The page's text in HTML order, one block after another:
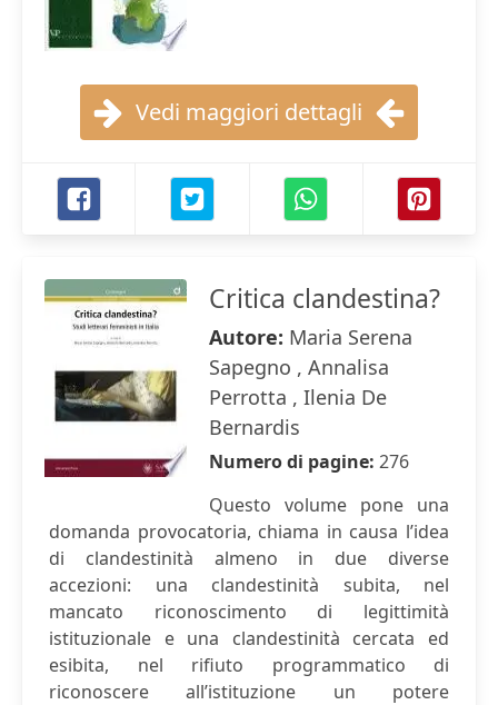
Vedi maggiori dettagli
Critica clandestina?
Autore: Maria Serena
Sapegno , Annalisa
Perrotta , Ilenia De
Bernardis
Numero di pagine: 276
Questo volume pone una
domanda provocatoria, chiama in causa l’idea
di clandestinità almeno in due diverse
accezioni: una clandestinità subita, nel
mancato riconoscimento di legittimità
istituzionale e una clandestinità cercata ed
esibita, nel rifiuto programmatico di
riconoscere all’istituzione un potere